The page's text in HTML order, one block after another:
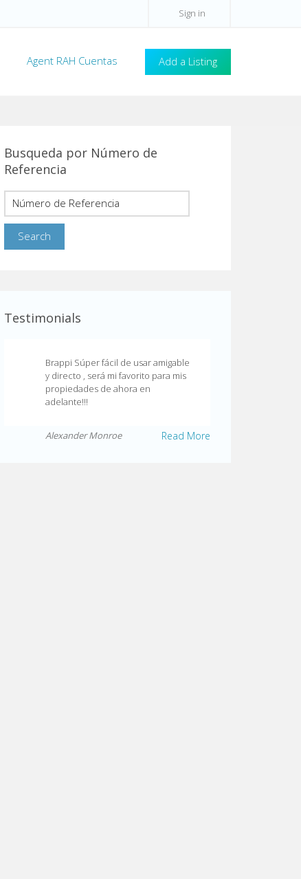
Sign in
Add a Listing
Agent RAH Cuentas
Busqueda por Número de
Referencia
Testimonials
Brappi Súper fácil de usar amigable
y directo , será mi favorito para mis
propiedades de ahora en
adelante!!!
Read More
Alexander Monroe